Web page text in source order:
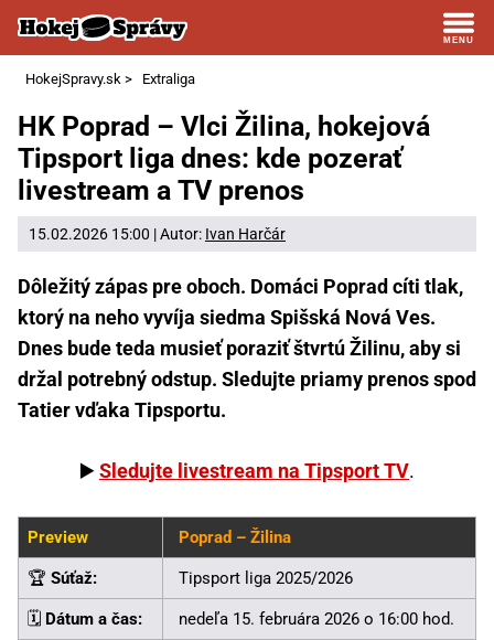
HokejSpravy.sk > Extraliga
HK Poprad – Vlci Žilina, hokejová
Tipsport liga dnes: kde pozerať
livestream a TV prenos
15.02.2026 15:00 | Autor: Ivan Harčár
Dôležitý zápas pre oboch. Domáci Poprad cíti tlak,
ktorý na neho vyvíja siedma Spišská Nová Ves.
Dnes bude teda musieť poraziť štvrtú Žilinu, aby si
držal potrebný odstup. Sledujte priamy prenos spod
Tatier vďaka Tipsportu.
▶️Sledujte livestream na Tipsport TV.
Preview Poprad – Žilina
🏆 Súťaž: Tipsport liga 2025/2026
🗓️ Dátum a čas: nedeľa 15. februára 2026 o 16:00 hod.